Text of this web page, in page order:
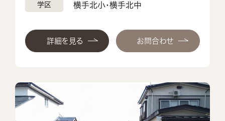
学区 横手北小・横手北中
詳細を見る お問合わせ